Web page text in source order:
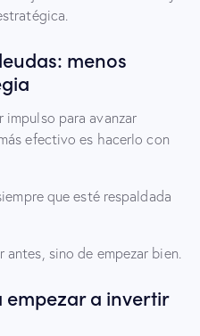
menos
impulso para avanzar
efectivo es hacerlo con
que esté respaldada
antes, sino de empezar bien.
a invertir